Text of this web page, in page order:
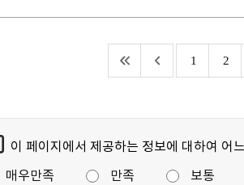
1 2
이 페이지에서 제공하는 정보에 대하여 어
매우만족
만족 보통